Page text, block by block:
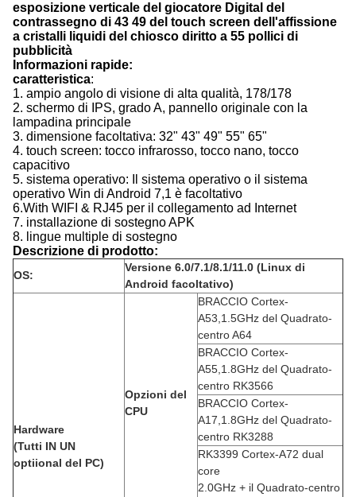
esposizione verticale del giocatore Digital del
contrassegno di 43 49 del touch screen dell'affissione
a cristalli liquidi del chiosco diritto a 55 pollici di
pubblicità
Informazioni rapide:
caratteristica:
1. ampio angolo di visione di alta qualità, 178/178
2. schermo di IPS, grado A, pannello originale con la
lampadina principale
3. dimensione facoltativa: 32" 43" 49" 55" 65"
4. touch screen: tocco infrarosso, tocco nano, tocco
capacitivo
5. sistema operativo: Il sistema operativo o il sistema
operativo Win di Android 7,1 è facoltativo
6.With WIFI & RJ45 per il collegamento ad Internet
7. installazione di sostegno APK
8. lingue multiple di sostegno
Descrizione di prodotto:
OS:
Versione 6.0/7.1/8.1/11.0 (Linux di
Android facoltativo)
Hardware
(Tutti IN UN
optiional del PC)
Opzioni del
CPU
BRACCIO Cortex-
A53,1.5GHz del Quadrato-
centro A64
BRACCIO Cortex-
A55,1.8GHz del Quadrato-
centro RK3566
BRACCIO Cortex-
A17,1.8GHz del Quadrato-
centro RK3288
RK3399 Cortex-A72 dual
core
2.0GHz + il Quadrato-centro